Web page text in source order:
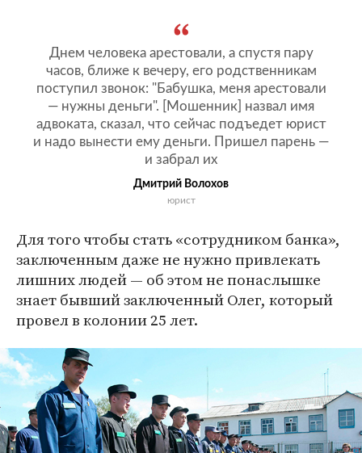
Днем человека арестовали, а спустя пару
часов, ближе к вечеру, его родственникам
поступил звонок: "Бабушка, меня арестовали
— нужны деньги". [Мошенник] назвал имя
адвоката, сказал, что сейчас подъедет юрист
и надо вынести ему деньги. Пришел парень —
и забрал их
Дмитрий Волохов
юрист
Для того чтобы стать «сотрудником банка»,
заключенным даже не нужно привлекать
лишних людей — об этом не понаслышке
знает бывший заключенный Олег, который
провел в колонии 25 лет.